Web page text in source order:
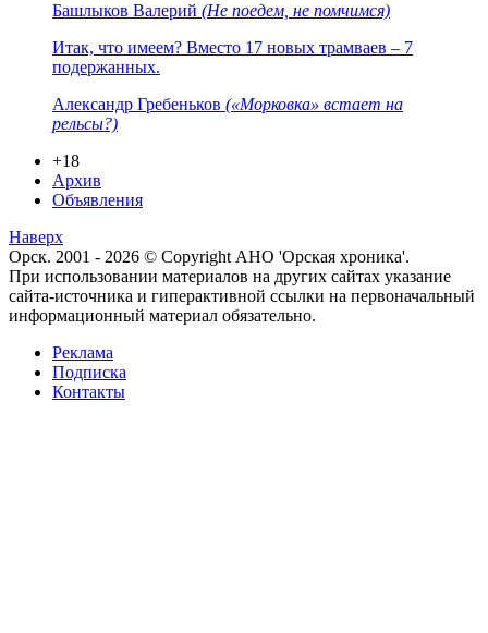
Башлыков Валерий (Не поедем, не помчимся)
Итак, что имеем? Вместо 17 новых трамваев – 7
подержанных.
Александр Гребеньков («Морковка» встает на
рельсы?)
+18
Архив
Объявления
Наверх
Орск. 2001 - 2026 © Copyright АНО 'Орская хроника'.
При использовании материалов на других сайтах указание
сайта-источника и гиперактивной ссылки на первоначальный
информационный материал обязательно.
Реклама
Подписка
Контакты